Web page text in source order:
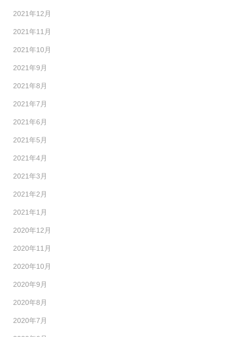
2021年12月
2021年11月
2021年10月
2021年9月
2021年8月
2021年7月
2021年6月
2021年5月
2021年4月
2021年3月
2021年2月
2021年1月
2020年12月
2020年11月
2020年10月
2020年9月
2020年8月
2020年7月